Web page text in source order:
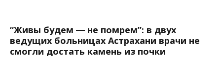
“Живы будем ― не помрем”: в двух
ведущих больницах Астрахани врачи не
смогли достать камень из почки